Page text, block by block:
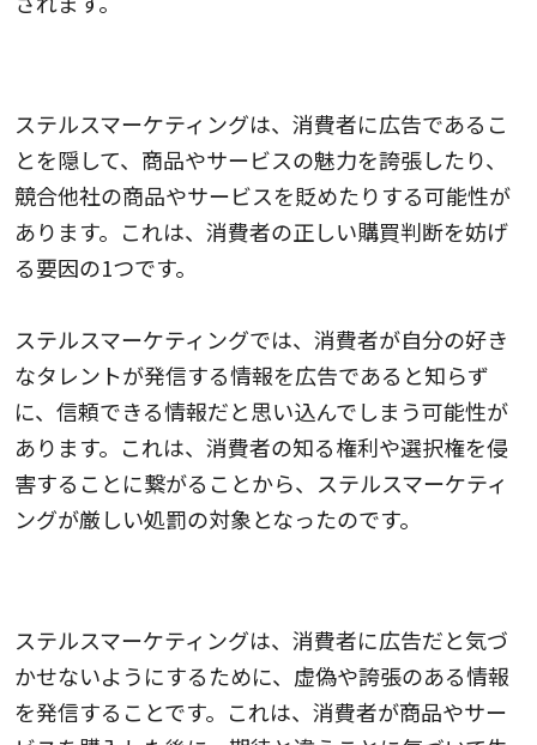
ステルスマーケティングは、消費者に広告であるこ
とを隠して、商品やサービスの魅力を誇張したり、
競合他社の商品やサービスを貶めたりする可能性が
あります。これは、消費者の正しい購買判断を妨げ
る要因の1つです。
ステルスマーケティングでは、消費者が自分の好き
なタレントが発信する情報を広告であると知らず
に、信頼できる情報だと思い込んでしまう可能性が
あります。これは、消費者の知る権利や選択権を侵
害することに繋がることから、ステルスマーケティ
ングが厳しい処罰の対象となったのです。
ステルスマーケティングは、消費者に広告だと気づ
かせないようにするために、虚偽や誇張のある情報
を発信することです。これは、消費者が商品やサー